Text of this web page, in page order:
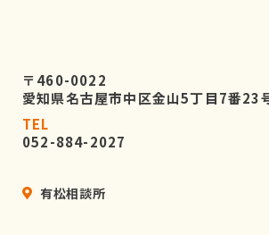
〒460-0022
愛知県名古屋市中区金山5丁目7番23
TEL
052-884-2027
有松相談所